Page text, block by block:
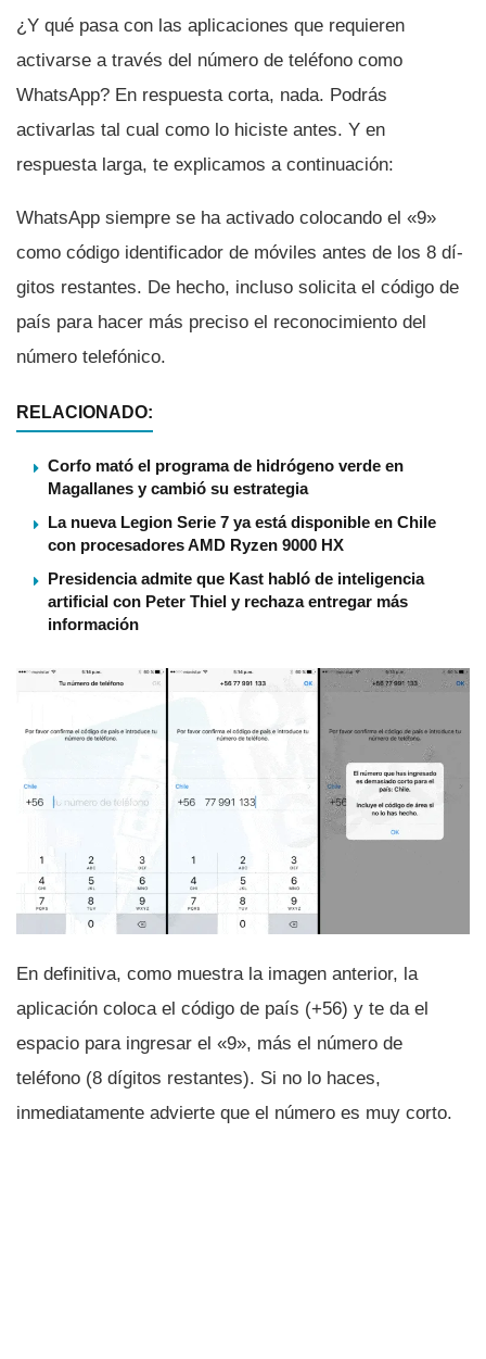
¿Y qué pasa con las aplicaciones que requieren
activarse a través del número de teléfono como
WhatsApp? En respuesta corta, nada. Podrás
activarlas tal cual como lo hiciste antes. Y en
respuesta larga, te explicamos a continuación:
WhatsApp siempre se ha activado colocando el «9»
como código identificador de móviles antes de los 8 dí­
gitos restantes. De hecho, incluso solicita el código de
paí­s para hacer más preciso el reconocimiento del
número telefónico.
RELACIONADO:
Corfo mató el programa de hidrógeno verde en
Magallanes y cambió su estrategia
La nueva Legion Serie 7 ya está disponible en Chile
con procesadores AMD Ryzen 9000 HX
Presidencia admite que Kast habló de inteligencia
artificial con Peter Thiel y rechaza entregar más
información
En definitiva, como muestra la imagen anterior, la
aplicación coloca el código de paí­s (+56) y te da el
espacio para ingresar el «9», más el número de
teléfono (8 dí­gitos restantes). Si no lo haces,
inmediatamente advierte que el número es muy corto.